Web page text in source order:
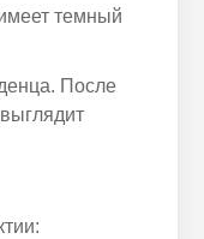
темный
После